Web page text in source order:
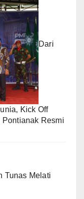
Dari
Kick Off
Pontianak Resmi
Tunas Melati